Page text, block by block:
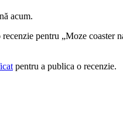
acum.
pentru „Moze coaster
pentru a publica o recenzie.